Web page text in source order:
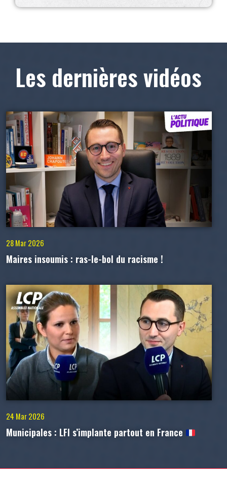
Les dernières vidéos
28 Mar 2026
Maires insoumis : ras-le-bol du racisme !
24 Mar 2026
Municipales : LFI s’implante partout en France